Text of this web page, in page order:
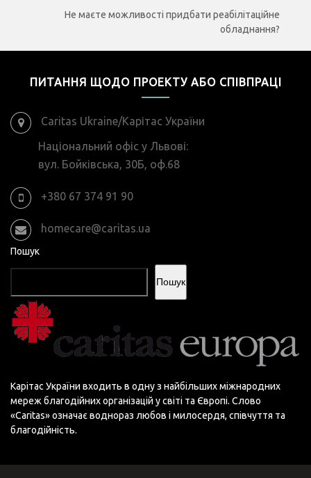
Не маєте можливості придбати реабілітаційне
обладнання?
ПИТАННЯ ЩОДО ПРОЕКТУ АБО СПІВПРАЦІ
Caritas Ukraine/Карітас України
Національний офіс у Львові:
вул. Бойківська, 30Б, оф.68
+380 67 374 91 90
homecare@caritas.ua
Пошук
Пошук
Карітас України входить в одну з найбільших міжнародних
мереж благодійних організацій у світі та Європі. Слово
«Сaritas» означає воднораз любов і милосердя, співчуття та
благодійність.